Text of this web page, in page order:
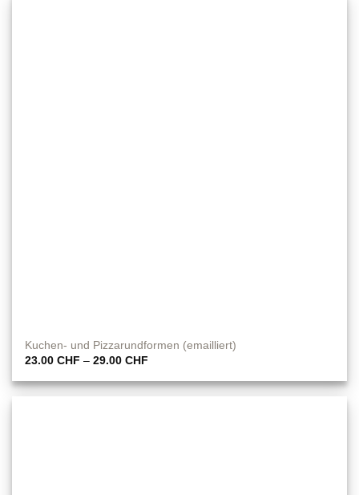
Kuchen- und Pizzarundformen (emailliert)
23.00CHF –29.00CHF
bis
29.00 CHF